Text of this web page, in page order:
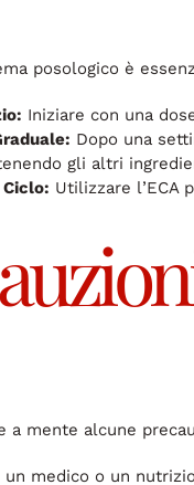
posologico è
Iniziare con una
Dopo una
gli altri
Utilizzare l’ECA
a mente alcune
un medico o un